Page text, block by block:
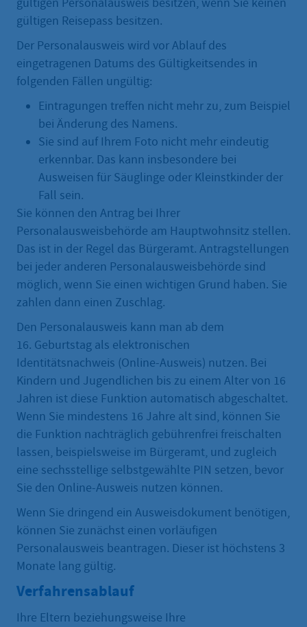
gültigen Personalausweis besitzen, wenn Sie keinen
gültigen Reisepass besitzen.
Der Personalausweis wird vor Ablauf des
eingetragenen Datums des Gültigkeitsendes in
folgenden Fällen ungültig:
Eintragungen treffen nicht mehr zu, zum Beispiel
bei Änderung des Namens.
Sie sind auf Ihrem Foto nicht mehr eindeutig
erkennbar. Das kann insbesondere bei
Ausweisen für Säuglinge oder Kleinstkinder der
Fall sein.
Sie können den Antrag bei Ihrer
Personalausweisbehörde am Hauptwohnsitz stellen.
Das ist in der Regel das Bürgeramt. Antragstellungen
bei jeder anderen Personalausweisbehörde sind
möglich, wenn Sie einen wichtigen Grund haben. Sie
zahlen dann einen Zuschlag.
Den Personalausweis kann man ab dem
16. Geburtstag als elektronischen
Identitätsnachweis (Online-Ausweis) nutzen. Bei
Kindern und Jugendlichen bis zu einem Alter von 16
Jahren ist diese Funktion automatisch abgeschaltet.
Wenn Sie mindestens 16 Jahre alt sind, können Sie
die Funktion nachträglich gebührenfrei freischalten
lassen, beispielsweise im Bürgeramt, und zugleich
eine sechsstellige selbstgewählte PIN setzen, bevor
Sie den Online-Ausweis nutzen können.
Wenn Sie dringend ein Ausweisdokument benötigen,
können Sie zunächst einen vorläufigen
Personalausweis beantragen. Dieser ist höchstens 3
Monate lang gültig.
Verfahrensablauf
Ihre Eltern beziehungsweise Ihre